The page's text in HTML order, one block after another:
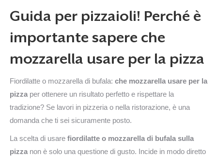
Guida per pizzaioli! Perché è
importante sapere che
mozzarella usare per la pizza
Fiordilatte o mozzarella di bufala: che mozzarella usare per la
pizza per ottenere un risultato perfetto e rispettare la
tradizione? Se lavori in pizzeria o nella ristorazione, è una
domanda che ti sei sicuramente posto.
La scelta di usare fiordilatte o mozzarella di bufala sulla
pizza non è solo una questione di gusto. Incide in modo diretto